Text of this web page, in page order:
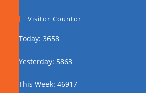
Visitor Countor
Today: 3658
Yesterday: 5863
This Week: 46917